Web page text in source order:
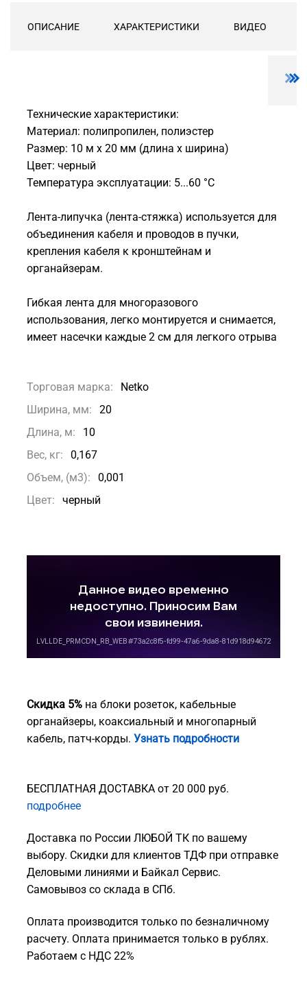
ОПИСАНИЕ ХАРАКТЕРИСТИКИ ВИДЕО
Технические характеристики:
Материал: полипропилен, полиэстер
Размер: 10 м х 20 мм (длина х ширина)
Цвет: черный
Температура эксплуатации: 5...60 °C
Лента-липучка (лента-стяжка) используется для
объединения кабеля и проводов в пучки,
крепления кабеля к кронштейнам и
органайзерам.
Гибкая лента для многоразового
использования, легко монтируется и снимается,
имеет насечки каждые 2 см для легкого отрыва
Торговая марка:
Netko
Ширина, мм:
20
Длина, м:
10
Вес, кг:
0,167
Объем, (м3):
0,001
Цвет:
черный
Скидка 5% на блоки розеток, кабельные
органайзеры, коаксиальный и многопарный
кабель, патч-корды. Узнать подробности
БЕСПЛАТНАЯ ДОСТАВКА от 20 000 руб.
подробнее
Доставка по России ЛЮБОЙ ТК по вашему
выбору. Скидки для клиентов ТДФ при отправке
Деловыми линиями и Байкал Сервис.
Самовывоз со склада в СПб.
Оплата производится только по безналичному
расчету. Оплата принимается только в рублях.
Работаем с НДС 22%